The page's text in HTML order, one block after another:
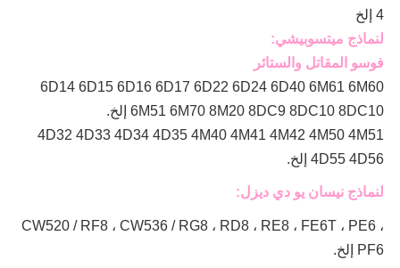
4 إلخ
لنماذج ميتسوبيشي:
فوسو المقاتل والستائر
6D14 6D15 6D16 6D17 6D22 6D24 6D40 6M61 6M60
6M51 6M70 8M20 8DC9 8DC10 8DC10 إلخ.
4D32 4D33 4D34 4D35 4M40 4M41 4M42 4M50 4M51
4D55 4D56 إلخ.
لنماذج نيسان يو دي ديزل:
CW520 / RF8 ، CW536 / RG8 ، RD8 ، RE8 ، FE6T ، PE6 ،
PF6 إلخ.